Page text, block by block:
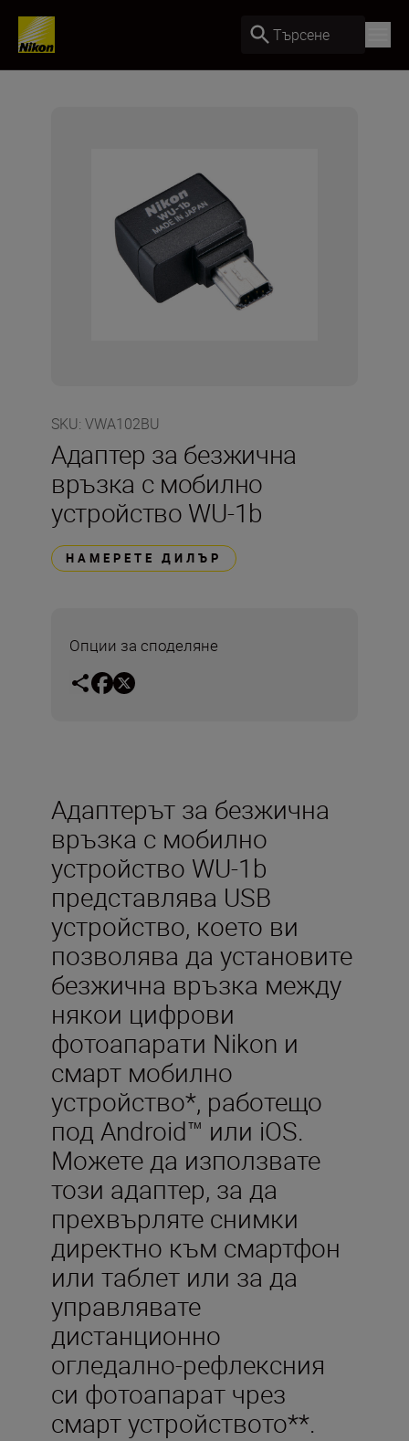
Търсене
SKU: VWA102BU
Адаптер за безжична
връзка с мобилно
устройство WU-1b
НАМЕРЕТЕ ДИЛЪР
Опции за споделяне
Адаптерът за безжична
връзка с мобилно
устройство WU-1b
представлява USB
устройство, което ви
позволява да установите
безжична връзка между
някои цифрови
фотоапарати Nikon и
смарт мобилно
устройство*, работещо
под Android™ или iOS.
Можете да използвате
този адаптер, за да
прехвърляте снимки
директно към смартфон
или таблет или за да
управлявате
дистанционно
огледално-рефлексния
си фотоапарат чрез
смарт устройството**.